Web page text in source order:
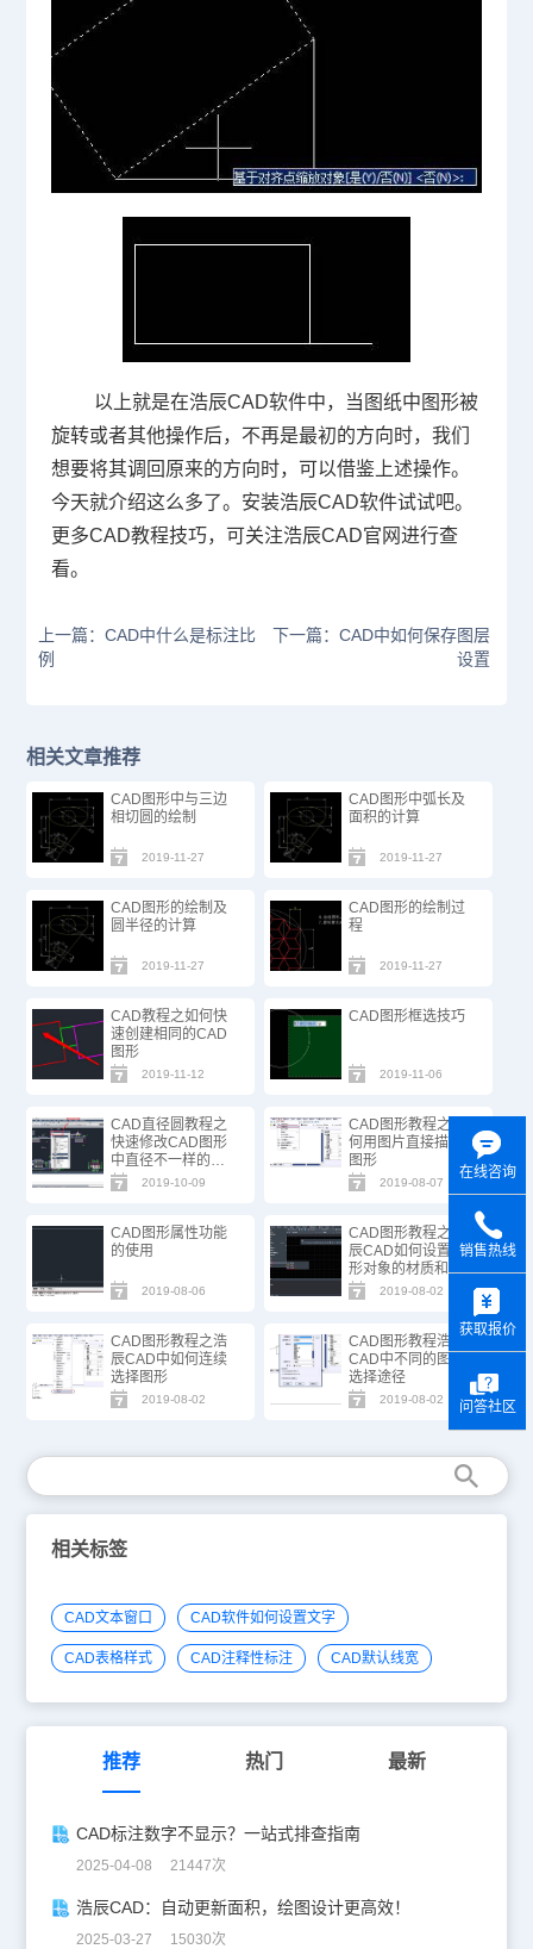
以上就是在浩辰CAD软件中，当图纸中图形被
旋转或者其他操作后，不再是最初的方向时，我们
想要将其调回原来的方向时，可以借鉴上述操作。
今天就介绍这么多了。安装浩辰CAD软件试试吧。
更多CAD教程技巧，可关注浩辰CAD官网进行查
看。
上一篇：CAD中什么是标注比
例
下一篇：CAD中如何保存图层
设置
相关文章推荐
CAD图形中与三边
相切圆的绘制
2019-11-27
CAD图形中弧长及
面积的计算
2019-11-27
CAD图形的绘制及
圆半径的计算
2019-11-27
CAD图形的绘制过
程
2019-11-27
CAD教程之如何快
速创建相同的CAD
图形
2019-11-12
CAD图形框选技巧
2019-11-06
CAD直径圆教程之
快速修改CAD图形
中直径不一样的圆
的直径等特性
2019-10-09
CAD图形教程之如
何用图片直接描绘
图形
2019-08-07
CAD图形属性功能
的使用
2019-08-06
CAD图形教程之浩
辰CAD如何设置图
形对象的材质和聚
光灯
2019-08-02
CAD图形教程之浩
辰CAD中如何连续
选择图形
2019-08-02
CAD图形教程浩辰
CAD中不同的图形
选择途径
2019-08-02
相关标签
CAD文本窗口 CAD软件如何设置文字
CAD表格样式 CAD注释性标注 CAD默认线宽
推荐 热门 最新
CAD标注数字不显示？一站式排查指南
2025-04-08 21447次
浩辰CAD：自动更新面积，绘图设计更高效！
2025-03-27 15030次
在线咨询
销售热线
获取报价
问答社区